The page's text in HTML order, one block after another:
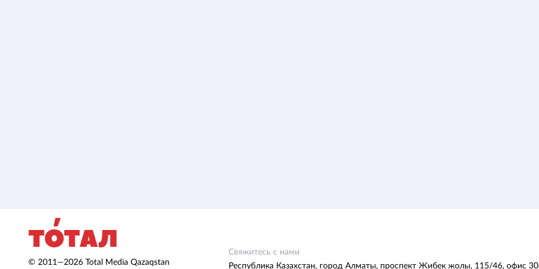
© 2011—2026 Total Media Qazaqstan
Свяжитесь с нами
Республика Казахстан, город Алматы, проспект Жибек жолы, 115/46, офис